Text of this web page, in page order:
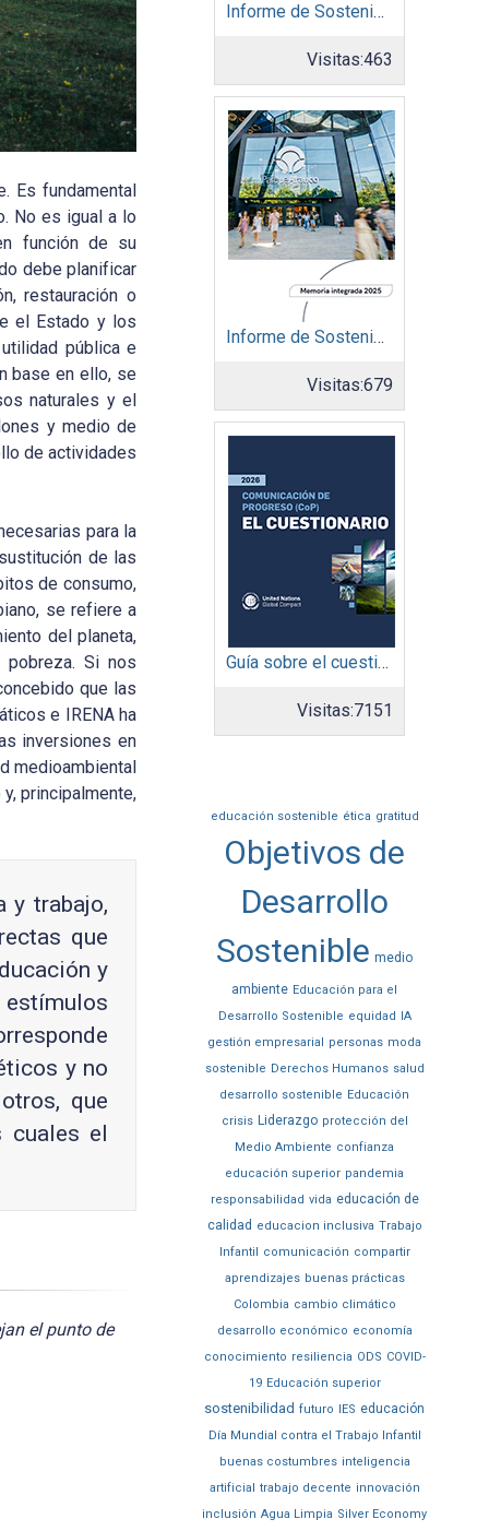
Es fundamental
No es igual a lo
función de su
debe planificar
restauración o
el Estado y los
pública e
base en ello, se
naturales y el
y medio de
de actividades
para la
de las
de consumo,
se refiere a
del planeta,
pobreza. Si nos
que las
e IRENA ha
inversiones en
medioambiental
principalmente,
y trabajo,
que
y
y no
que
cuales el
el punto de
Informe de Sostenibilidad 2025: Organización Corona
Visitas:463
Informe de Sostenibilidad 2025: Parque Arauco
Visitas:679
Guía sobre el cuestionario: Comunicación de Progreso
Visitas:7151
educación sostenible ética gratitud
Objetivos de
Desarrollo
Sostenible medio
ambiente Educación para el
Desarrollo Sostenible equidad IA
gestión empresarial personas moda
sostenible Derechos Humanos salud
desarrollo sostenible Educación
crisis Liderazgo protección del
Medio Ambiente confianza
educación superior pandemia
responsabilidad vida educación de
calidad educacion inclusiva Trabajo
Infantil comunicación compartir
aprendizajes buenas prácticas
Colombia cambio climático
desarrollo económico economía
conocimiento resiliencia ODS COVID-
19 Educación superior
sostenibilidad futuro IES educación
Día Mundial contra el Trabajo Infantil
buenas costumbres inteligencia
artificial trabajo decente innovación
inclusión Agua Limpia Silver Economy